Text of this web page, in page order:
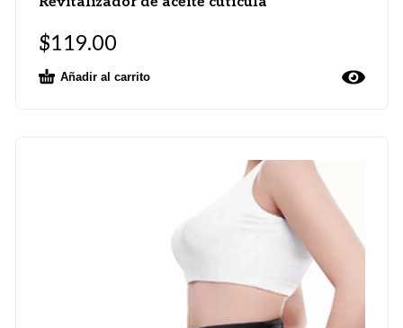
$119.00
Añadir al carrito